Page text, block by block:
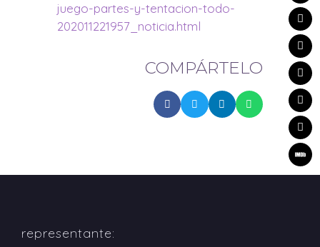
juego-partes-y-tentacion-todo-
202011221957_noticia.html
COMPÁRTELO
representante: